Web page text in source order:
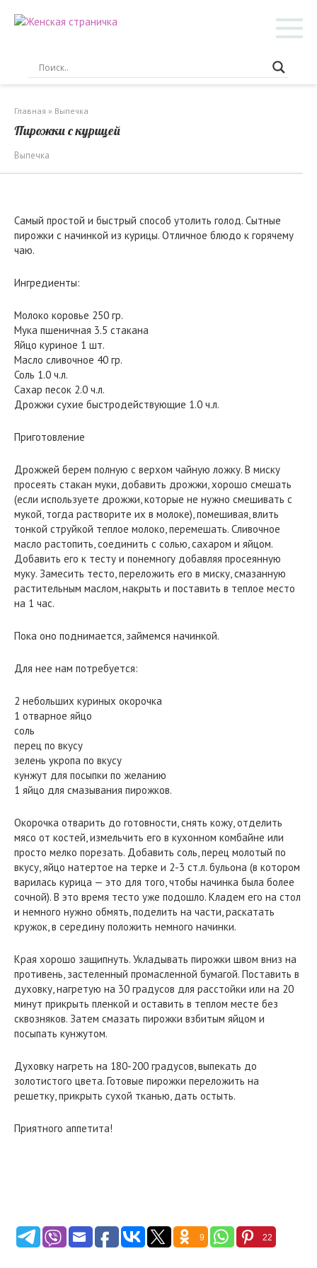
Главная » Выпечка
Пирожки с курицей
Выпечка
Самый простой и быстрый способ утолить голод. Сытные
пирожки с начинкой из курицы. Отличное блюдо к горячему
чаю.
Ингредиенты:
Молоко коровье 250 гр.
Мука пшеничная 3.5 стакана
Яйцо куриное 1 шт.
Масло сливочное 40 гр.
Соль 1.0 ч.л.
Сахар песок 2.0 ч.л.
Дрожжи сухие быстродействующие 1.0 ч.л.
Приготовление
Дрожжей берем полную с верхом чайную ложку. В миску
просеять стакан муки, добавить дрожжи, хорошо смешать
(если используете дрожжи, которые не нужно смешивать с
мукой, тогда растворите их в молоке), помешивая, влить
тонкой струйкой теплое молоко, перемешать. Сливочное
масло растопить, соединить с солью, сахаром и яйцом.
Добавить его к тесту и понемногу добавляя просеянную
муку. Замесить тесто, переложить его в миску, смазанную
растительным маслом, накрыть и поставить в теплое место
на 1 час.
Пока оно поднимается, займемся начинкой.
Для нее нам потребуется:
2 небольших куриных окорочка
1 отварное яйцо
соль
перец по вкусу
зелень укропа по вкусу
кунжут для посыпки по желанию
1 яйцо для смазывания пирожков.
Окорочка отварить до готовности, снять кожу, отделить
мясо от костей, измельчить его в кухонном комбайне или
просто мелко порезать. Добавить соль, перец молотый по
вкусу, яйцо натертое на терке и 2-3 ст.л. бульона (в котором
варилась курица — это для того, чтобы начинка была более
сочной). В это время тесто уже подошло. Кладем его на стол
и немного нужно обмять, поделить на части, раскатать
кружок, в середину положить немного начинки.
Края хорошо защипнуть. Укладывать пирожки швом вниз на
противень, застеленный промасленной бумагой. Поставить в
духовку, нагретую на 30 градусов для расстойки или на 20
минут прикрыть пленкой и оставить в теплом месте без
сквозняков. Затем смазать пирожки взбитым яйцом и
посыпать кунжутом.
Духовку нагреть на 180-200 градусов, выпекать до
золотистого цвета. Готовые пирожки переложить на
решетку, прикрыть сухой тканью, дать остыть.
Приятного аппетита!
9 22